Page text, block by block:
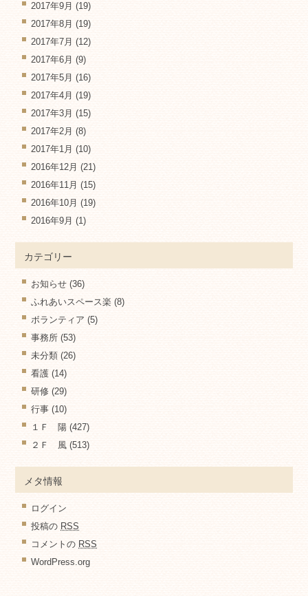
2017年9月 (19)
2017年8月 (19)
2017年7月 (12)
2017年6月 (9)
2017年5月 (16)
2017年4月 (19)
2017年3月 (15)
2017年2月 (8)
2017年1月 (10)
2016年12月 (21)
2016年11月 (15)
2016年10月 (19)
2016年9月 (1)
カテゴリー
お知らせ (36)
ふれあいスペース楽 (8)
ボランティア (5)
事務所 (53)
未分類 (26)
看護 (14)
研修 (29)
行事 (10)
１Ｆ 陽 (427)
２Ｆ 風 (513)
メタ情報
ログイン
投稿の RSS
コメントの RSS
WordPress.org